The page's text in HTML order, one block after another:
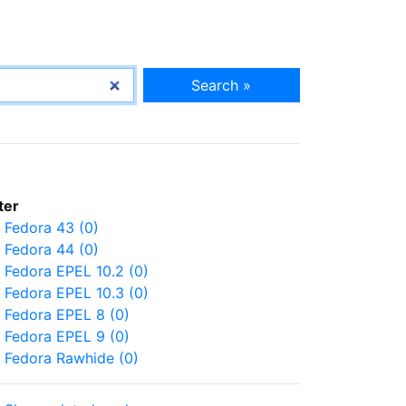
Search »
Fedora 43 (0)
Fedora 44 (0)
Fedora EPEL 10.2 (0)
Fedora EPEL 10.3 (0)
Fedora EPEL 8 (0)
Fedora EPEL 9 (0)
Fedora Rawhide (0)